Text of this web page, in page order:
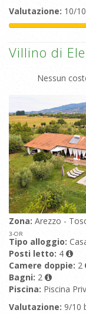
Valutazione: 10/
Villino di
Nessun
Zona: Arezzo -
3-OR
Tipo alloggio:
Posti letto: 4
Camere doppie: 2
Bagni: 2
Piscina: Piscina
Valutazione: 9/10